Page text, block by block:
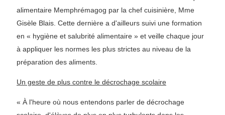
alimentaire Memphrémagog par la chef cuisinière, Mme
Gisèle Blais. Cette dernière a d'ailleurs suivi une formation
en « hygiène et salubrité alimentaire » et veille chaque jour
à appliquer les normes les plus strictes au niveau de la
préparation des aliments.
Un geste de plus contre le décrochage scolaire
« À l'heure où nous entendons parler de décrochage